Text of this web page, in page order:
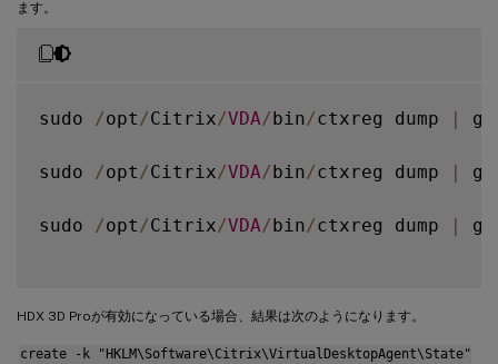
ます。
sudo /opt /Citrix/VDA/bin/ctxreg dump |
sudo /opt /Citrix/VDA/bin/ctxreg dump |
sudo /opt /Citrix/VDA/bin/ctxreg dump |
HDX 3D Proが有効になっている場合、結果は次のようになります。
create -k "HKLM\Software\Citrix\VirtualDesktopAgent\State"